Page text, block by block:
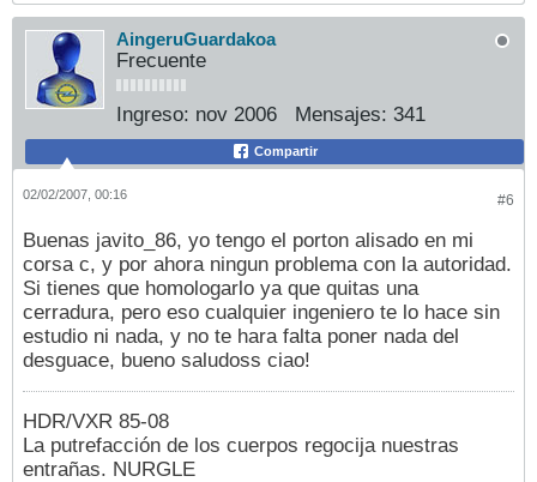
AingeruGuardakoa
Frecuente
Ingreso: nov 2006 Mensajes: 341
Compartir
#6
02/02/2007, 00:16
Buenas javito_86, yo tengo el porton alisado en mi
corsa c, y por ahora ningun problema con la autoridad.
Si tienes que homologarlo ya que quitas una
cerradura, pero eso cualquier ingeniero te lo hace sin
estudio ni nada, y no te hara falta poner nada del
desguace, bueno saludoss ciao!
HDR/VXR 85-08
La putrefacción de los cuerpos regocija nuestras
entrañas. NURGLE